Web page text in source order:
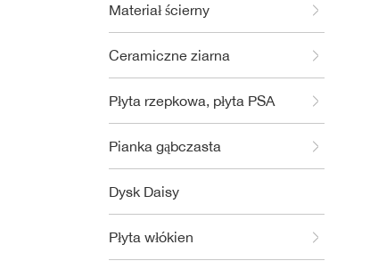
Materiał ścierny
Ceramiczne ziarna
Płyta rzepkowa, płyta PSA
Pianka gąbczasta
Dysk Daisy
Płyta włókien